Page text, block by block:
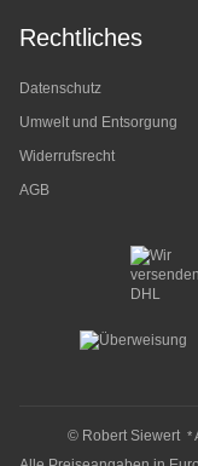
Rechtliches
Datenschutz
Umwelt und Entsorgung
Widerrufsrecht
AGB
© Robert Siewert *